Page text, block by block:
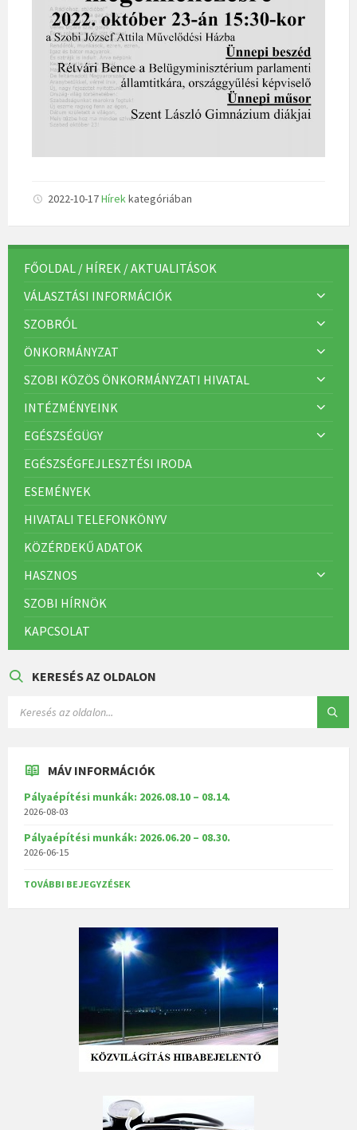
2022-10-17Hírekkategóriában
FŐOLDAL / HÍREK / AKTUALITÁSOK
VÁLASZTÁSI INFORMÁCIÓK
SZOBRÓL
ÖNKORMÁNYZAT
SZOBI KÖZÖS ÖNKORMÁNYZATI HIVATAL
INTÉZMÉNYEINK
EGÉSZSÉGÜGY
EGÉSZSÉGFEJLESZTÉSI IRODA
ESEMÉNYEK
HIVATALI TELEFONKÖNYV
KÖZÉRDEKŰ ADATOK
HASZNOS
SZOBI HÍRNÖK
KAPCSOLAT
KERESÉS AZ OLDALON
MÁV INFORMÁCIÓK
Pályaépítési munkák: 2026.08.10 – 08.14.
2026-08-03
Pályaépítési munkák: 2026.06.20 – 08.30.
2026-06-15
TOVÁBBI BEJEGYZÉSEK